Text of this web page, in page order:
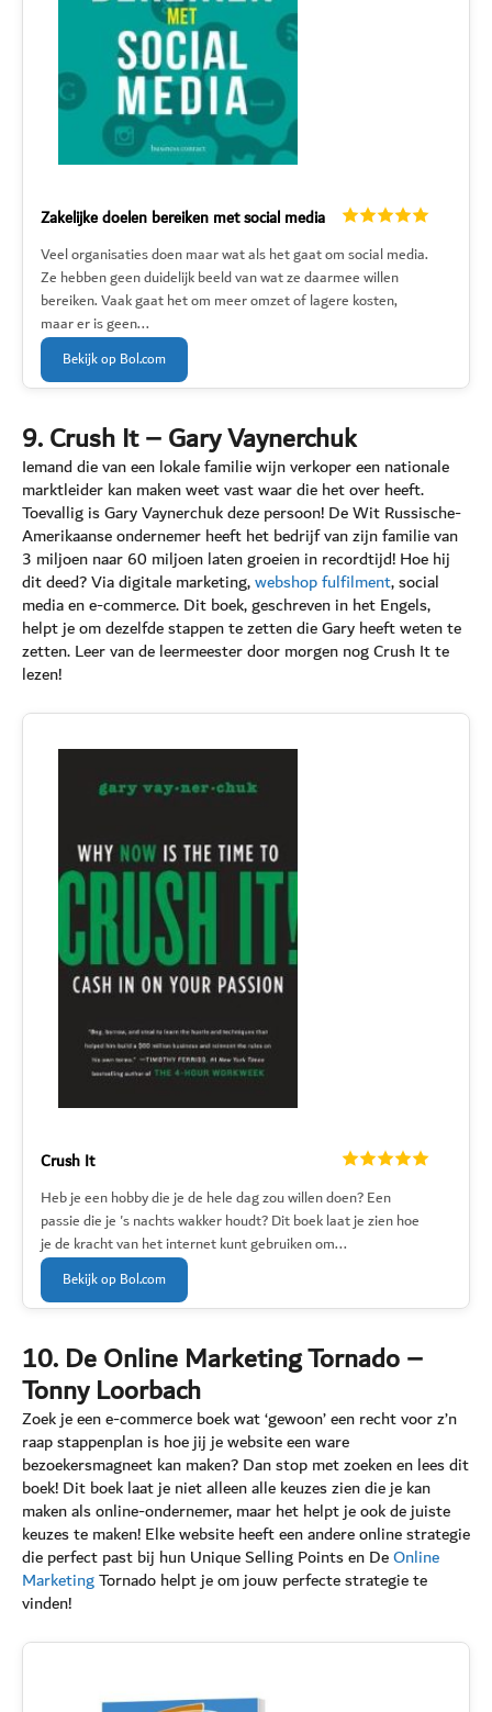
Zakelijke doelen bereiken met social media
Veel organisaties doen maar wat als het gaat om social media.
Ze hebben geen duidelijk beeld van wat ze daarmee willen
bereiken. Vaak gaat het om meer omzet of lagere kosten,
maar er is geen...
Bekijk op Bol.com
9. Crush It – Gary Vaynerchuk
Iemand die van een lokale familie wijn verkoper een nationale
marktleider kan maken weet vast waar die het over heeft.
Toevallig is Gary Vaynerchuk deze persoon! De Wit Russische-
Amerikaanse ondernemer heeft het bedrijf van zijn familie van
3 miljoen naar 60 miljoen laten groeien in recordtijd! Hoe hij
dit deed? Via digitale marketing,webshop fulfilment, social
media en e-commerce. Dit boek, geschreven in het Engels,
helpt je om dezelfde stappen te zetten die Gary heeft weten te
zetten. Leer van de leermeester door morgen nog Crush It te
lezen!
Crush It
Heb je een hobby die je de hele dag zou willen doen? Een
passie die je 's nachts wakker houdt? Dit boek laat je zien hoe
je de kracht van het internet kunt gebruiken om...
Bekijk op Bol.com
10. De Online Marketing Tornado –
Tonny Loorbach
Zoek je een e-commerce boek wat ‘gewoon’ een recht voor z’n
raap stappenplan is hoe jij je website een ware
bezoekersmagneet kan maken? Dan stop met zoeken en lees dit
boek! Dit boek laat je niet alleen alle keuzes zien die je kan
maken als online-ondernemer, maar het helpt je ook de juiste
keuzes te maken! Elke website heeft een andere online strategie
die perfect past bij hun Unique Selling Points en DeOnline
MarketingTornado helpt je om jouw perfecte strategie te
vinden!